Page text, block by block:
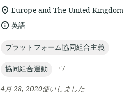
ー
ス
フ
ー
ッ
者:
関
連
す
る
ロ
ケ
ー
シ
Europe and The United Kingdom
言 英語
topic:
プラットフォーム協同組合主義
topic:
協同組合運動
+7
4月 28, 2020使いしました